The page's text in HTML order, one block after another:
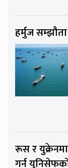
हर्मुज
रूस र
गर्न